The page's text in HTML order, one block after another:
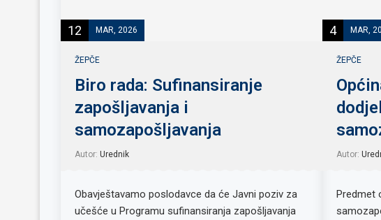
12 MAR, 2026
ŽEPČE
Biro rada: Sufinansiranje
zapošljavanja i
samozapošljavanja
Autor: Urednik
Obavještavamo poslodavce da će Javni poziv za
učešće u Programu sufinansiranja zapošljavanja
4 MAR,
ŽEPČE
Autor:
Predmet